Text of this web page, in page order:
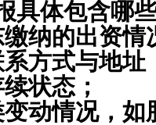
具体包含哪
纳的出资情
方式与地址
状态；
动情况，